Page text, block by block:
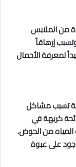
من الملابس
إرهاقاً
لمعرفة الأحمال
تسبب مشاكل
كريهة في
من الحوض.
على عبوة